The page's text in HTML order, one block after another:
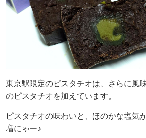
東京駅限定のピスタチオは、さらに風
のピスタチオを加えています。
ピスタチオの味わいと、ほのかな塩気
増にゃー♪